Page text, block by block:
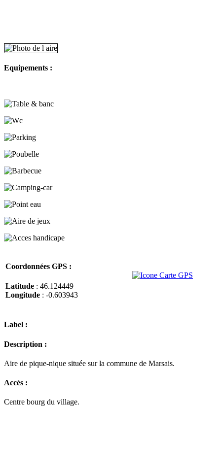
Equipements :
Coordonnées GPS :
Latitude : 46.124449
Longitude : -0.603943
Label :
Description :
Aire de pique-nique située sur la commune de Marsais.
Accès :
Centre bourg du village.